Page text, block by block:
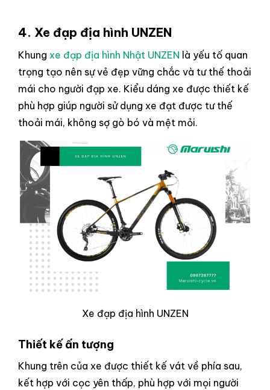
4. Xe đạp địa hình UNZEN
Khung xe đạp địa hình Nhật UNZEN là yếu tố quan
trọng tạo nên sự vẻ đẹp vững chắc và tư thế thoải
mái cho người đạp xe. Kiểu dáng xe được thiết kế
phù hợp giúp người sử dụng xe đạt được tư thế
thoải mái, không sợ gò bó và mệt mỏi.
Xe đạp địa hình UNZEN
Thiết kế ấn tượng
Khung trên của xe được thiết kế vát về phía sau,
kết hợp với cọc yên thấp, phù hợp với mọi người